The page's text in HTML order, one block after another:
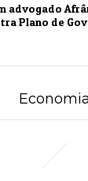
advogado
Plano de
Economia